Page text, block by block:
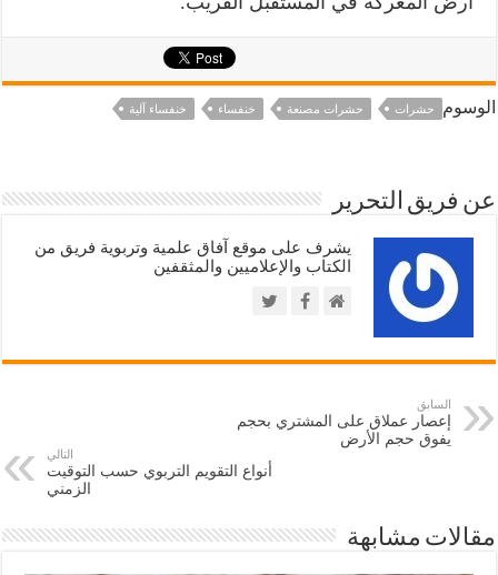
الوسوم حشرات حشرات مصنعة خنفساء خنفساء آلية
عن فريق التحرير
يشرف على موقع آفاق علمية وتربوية فريق من
الكتاب والإعلاميين والمثقفين
السابق
إعصار عملاق على المشتري بحجم
يفوق حجم الأرض
التالي
أنواع التقويم التربوي حسب التوقيت
الزمني
مقالات مشابهة